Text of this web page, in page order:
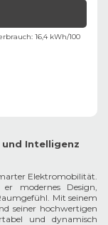
16,4 kWh/100
und Intelligenz
Elektromobilität.
modernes Design,
Mit seinem
seiner hochwertigen
und dynamisch